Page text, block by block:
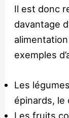
Il est donc
davantage
exemples
Les
épinards, le
Les fruits